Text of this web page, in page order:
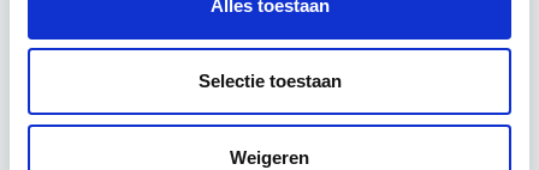
Alles toestaan
Selectie toestaan
Weigeren
Utrecht en/of online
15 Lesdagen lesdag(en)
4 - 8 uur per week